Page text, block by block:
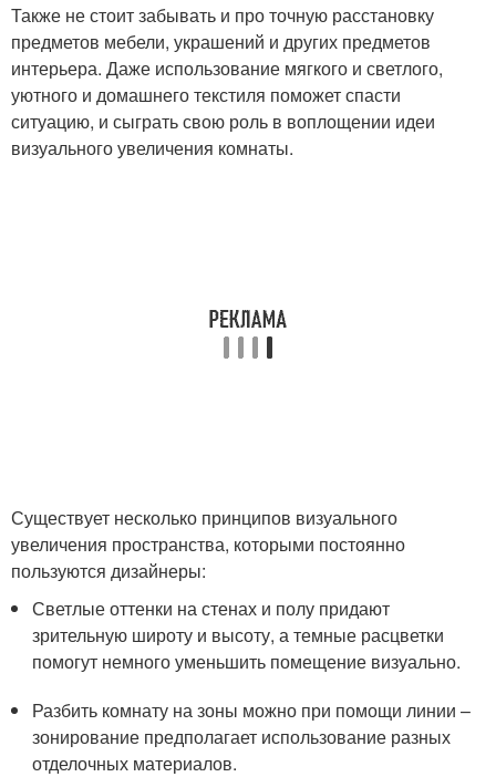
Также не стоит забывать и про точную расстановку
предметов мебели, украшений и других предметов
интерьера. Даже использование мягкого и светлого,
уютного и домашнего текстиля поможет спасти
ситуацию, и сыграть свою роль в воплощении идеи
визуального увеличения комнаты.
Существует несколько принципов визуального
увеличения пространства, которыми постоянно
пользуются дизайнеры:
Светлые оттенки на стенах и полу придают
зрительную широту и высоту, а темные расцветки
помогут немного уменьшить помещение визуально.
Разбить комнату на зоны можно при помощи линии –
зонирование предполагает использование разных
отделочных материалов.